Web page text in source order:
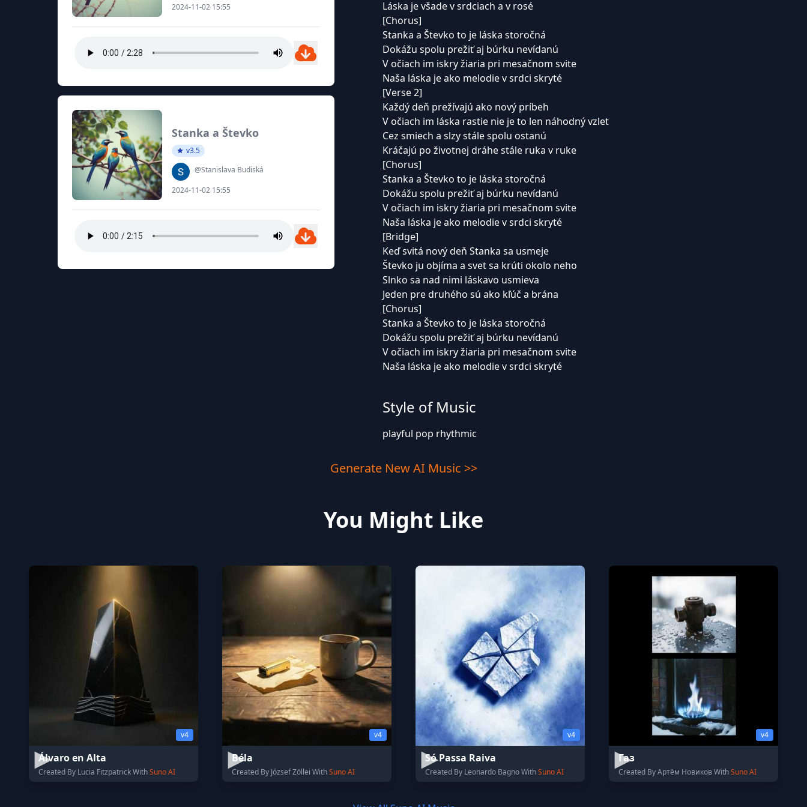
2024-11-02 15:55
Stanka a Števko
v3.5
@Stanislava Budiská
2024-11-02 15:55
Láska je všade v srdciach a v rosé
[Chorus]
Stanka a Števko to je láska storočná
Dokážu spolu prežiť aj búrku nevídanú
V očiach im iskry žiaria pri mesačnom svite
Naša láska je ako melodie v srdci skryté
[Verse 2]
Každý deň prežívajú ako nový príbeh
V očiach im láska rastie nie je to len náhodný vzlet
Cez smiech a slzy stále spolu ostanú
Kráčajú po životnej dráhe stále ruka v ruke
[Chorus]
Stanka a Števko to je láska storočná
Dokážu spolu prežiť aj búrku nevídanú
V očiach im iskry žiaria pri mesačnom svite
Naša láska je ako melodie v srdci skryté
[Bridge]
Keď svitá nový deň Stanka sa usmeje
Števko ju objíma a svet sa krúti okolo neho
Slnko sa nad nimi láskavo usmieva
Jeden pre druhého sú ako kľúč a brána
[Chorus]
Stanka a Števko to je láska storočná
Dokážu spolu prežiť aj búrku nevídanú
V očiach im iskry žiaria pri mesačnom svite
Naša láska je ako melodie v srdci skryté
Style of Music
playful pop rhythmic
Generate New AI Music >>
You Might Like
v4
Álvaro en Alta
Created By Lucia Fitzpatrick WithSuno AI
v4
Béla
Created By József Zöllei WithSuno AI
v4
Só Passa Raiva
Created By Leonardo Bagno WithSuno AI
v4
Газ
Created By Артём Новиков WithSuno AI